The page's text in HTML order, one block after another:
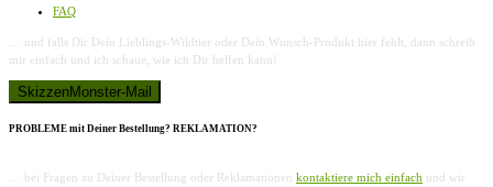
FAQ
… und falls Dir Dein Lieblings-Wildtier oder Dein Wunsch-Produkt hier fehlt, dann schreib
mir einfach und ich schaue, wie ich Dir helfen kann!
PROBLEME mit Deiner Bestellung? REKLAMATION?
… bei Fragen zu Deiner Bestellung oder Reklamationen kontaktiere mich einfach und wir